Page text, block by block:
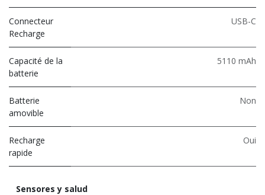
Connecteur
Recharge
USB-C
Capacité de la
batterie
5110 mAh
Batterie
amovible
Non
Recharge
rapide
Oui
Sensores y salud